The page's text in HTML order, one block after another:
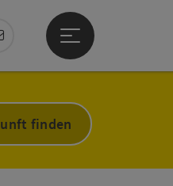
Fuschlseeregion,
Hauptmenü öffnen
finden